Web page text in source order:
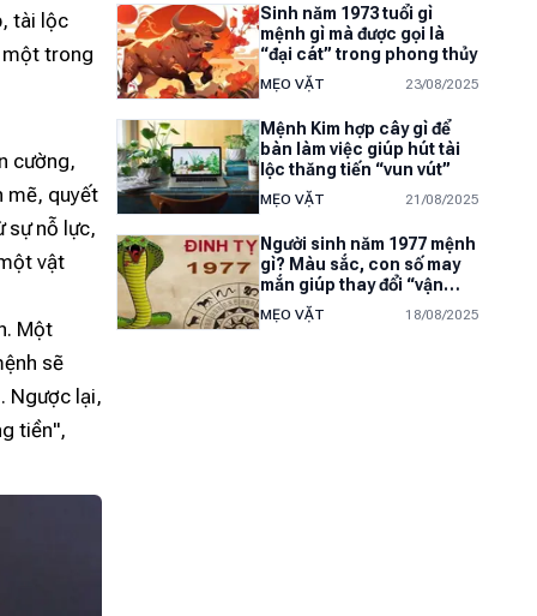
tài lộc
một trong
cường,
mẽ, quyết
sự nỗ lực,
vật
Một
sẽ
Ngược lại,
tiền",
Sinh năm 1973 tuổi gì
mệnh gì mà được gọi là
“đại cát” trong phong thủy
MẸO VẶT 23/08/2025
Mệnh Kim hợp cây gì để
bàn làm việc giúp hút tài
lộc thăng tiến “vun vút”
MẸO VẶT 21/08/2025
Người sinh năm 1977 mệnh
gì? Màu sắc, con số may
mắn giúp thay đổi “vận
mệnh”
MẸO VẶT 18/08/2025